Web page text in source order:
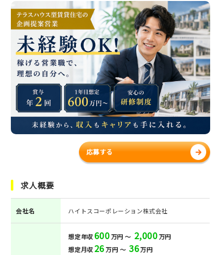
応募する
求人概要
会社名 ハイトスコーポレーション株式会社
想定年収 600万円 ～ 2,000万円
想定月収 26万円 ～ 36万円